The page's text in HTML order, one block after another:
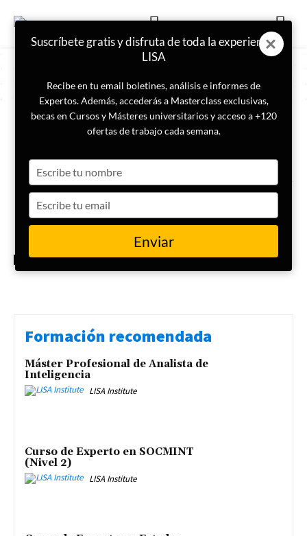
ETIQUETA
Elecciones presidenciales
Moldavia 2024
INTELIGENCIA
La proeuropea Maia Sandu
vence las elecciones
presidenciales de Moldavia
Formación recomendada
Máster Profesional de Analista de
Inteligencia
LISA Institute
Curso de Experto en SOCMINT
(Nivel 2)
LISA Institute
Suscríbete gratis y disfruta de toda la experiencia
LISA
Recibe en tu email boletines, análisis e informes de
Expertos. Además, accederás a Masterclass exclusivas,
becas en Cursos y Másteres universitarios y acceso a +120
ofertas de trabajo cada semana.
your
name
your
email
Enviar